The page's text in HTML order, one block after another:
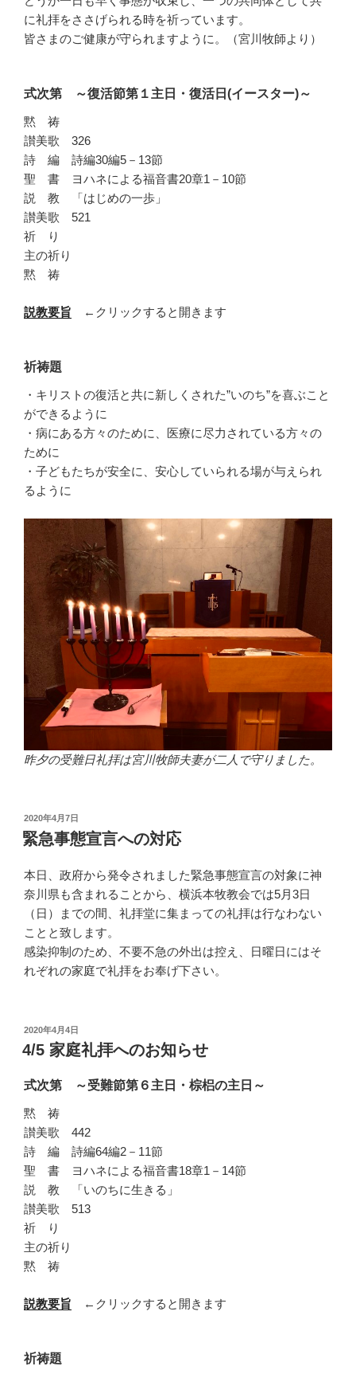
に礼拝をささげられる時を祈っています。
皆さまのご健康が守られますように。（宮川牧師より）
式次第 ～復活節第１主日・復活日(イースター)～
黙 祷
讃美歌 326
詩 編 詩編30編5－13節
聖 書 ヨハネによる福音書20章1－10節
説 教 「はじめの一歩」
讃美歌 521
祈 り
主の祈り
黙 祷
説教要旨 ←クリックすると開きます
祈祷題
・キリストの復活と共に新しくされた”いのち”を喜ぶこと
ができるように
・病にある方々のために、医療に尽力されている方々の
ために
・子どもたちが安全に、安心していられる場が与えられ
るように
昨夕の受難日礼拝は宮川牧師夫妻が二人で守りました。
投
稿
日:
2020年4月7日
緊急事態宣言への対応
本日、政府から発令されました緊急事態宣言の対象に神
奈川県も含まれることから、横浜本牧教会では5月3日
（日）までの間、礼拝堂に集まっての礼拝は行なわない
ことと致します。
感染抑制のため、不要不急の外出は控え、日曜日にはそ
れぞれの家庭で礼拝をお奉げ下さい。
投
稿
日:
2020年4月4日
4/5 家庭礼拝へのお知らせ
式次第 ～受難節第６主日・棕梠の主日～
黙 祷
讃美歌 442
詩 編 詩編64編2－11節
聖 書 ヨハネによる福音書18章1－14節
説 教 「いのちに生きる」
讃美歌 513
祈 り
主の祈り
黙 祷
説教要旨 ←クリックすると開きます
祈祷題